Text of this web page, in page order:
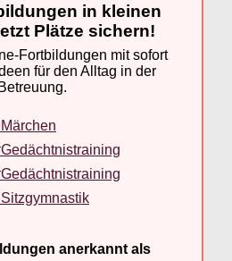
in kleinen
Plätze sichern!
Fortbildungen mit sofort
für den Alltag in der
Betreuung.
anerkannt als